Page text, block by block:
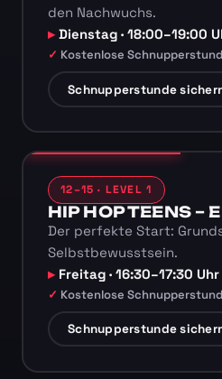
den Nachwuchs.
Dienstag · 18:00–19:00
Kostenlose
Schnupperstunde
12–15 · LEVEL 1
HIP HOP TEENS –
Der perfekte Start:
Selbstbewusstsein.
Freitag · 16:30–17:30 Uhr
Kostenlose
Schnupperstunde